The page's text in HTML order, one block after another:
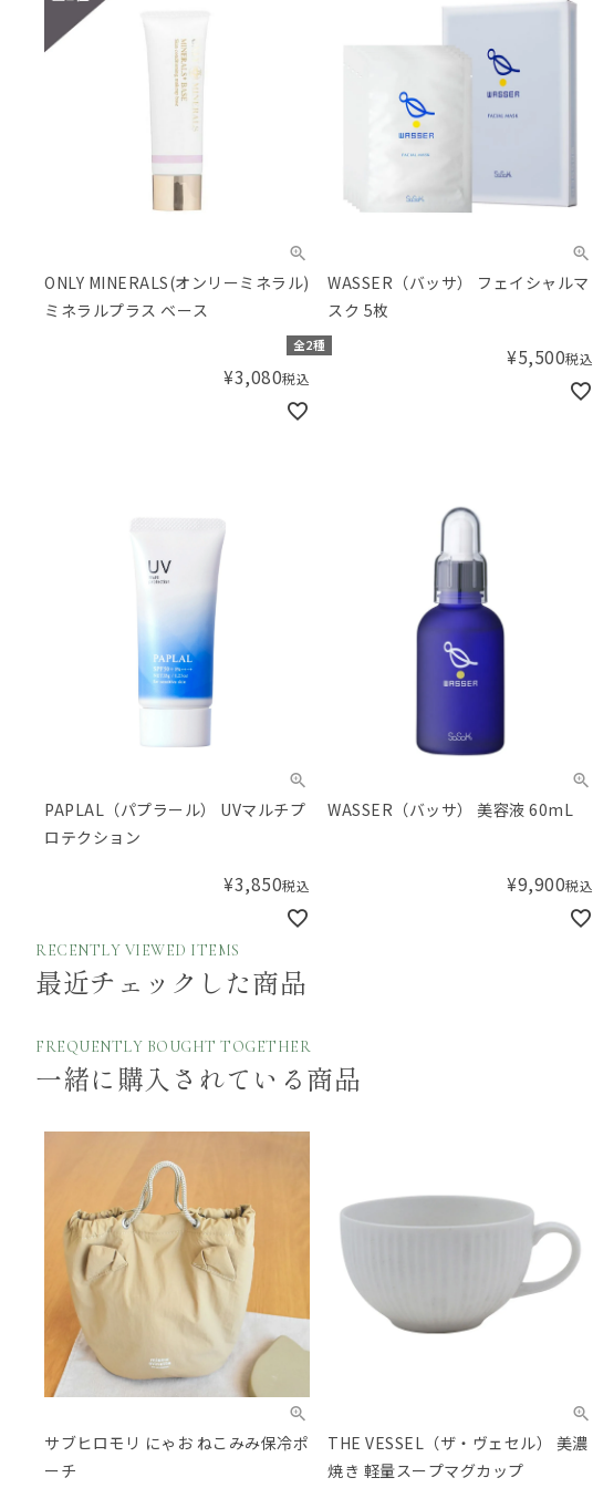
ONLY MINERALS(オンリーミネラル)
ミネラルプラス ベース
全2種
¥3,080税込
WASSER（バッサ） フェイシャルマ
スク 5枚
¥5,500税込
PAPLAL（パプラール） UVマルチプ
ロテクション
¥3,850税込
WASSER（バッサ） 美容液 60mL
¥9,900税込
RECENTLY VIEWED ITEMS
最近チェックした商品
FREQUENTLY BOUGHT TOGETHER
一緒に購入されている商品
サブヒロモリ にゃお ねこみみ保冷ポ
ーチ
THE VESSEL（ザ・ヴェセル） 美濃
焼き 軽量スープマグカップ